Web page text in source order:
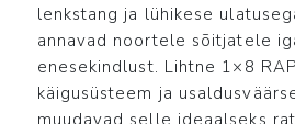
lenkstang ja lühikese
annavad noortele sõitjatele
enesekindlust. Lihtne 1×8
käigusüsteem ja
muudavad selle ideaalseks